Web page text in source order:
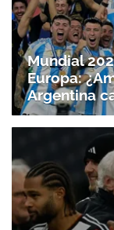
Mundial
Europa:
Argentina